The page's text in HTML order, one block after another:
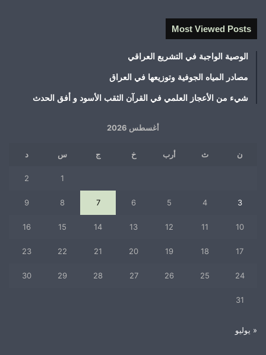
Most Viewed Posts
الوصية الواجبة في التشريع العراقي
مصادر المياه الجوفية وتوزيعها في العراق
شيء من الأعجاز العلمي في القرآن الثقب الأسود و أفق الحدث
أغسطس 2026
ن ث أرب خ ج س د
1
2
3
4
5
6
7
8
9
10
11
12
13
14
15
16
17
18
19
20
21
22
23
24
25
26
27
28
29
30
31
« يوليو